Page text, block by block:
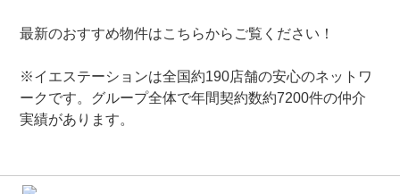
最新のおすすめ物件はこちらからご覧ください！
※イエステーションは全国約190店舗の安心のネットワ
ークです。グループ全体で年間契約数約7200件の仲介
実績があります。